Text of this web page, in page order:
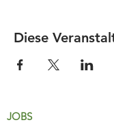
Diese
JOBS